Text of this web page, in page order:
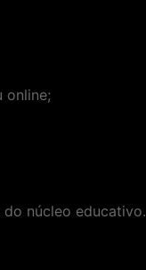
online;
núcleo educativo.